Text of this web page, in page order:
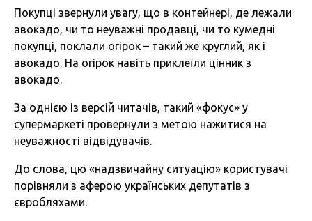
Покупці звернули увагу, що в контейнері, де лежали
авокадо, чи то неуважні продавці, чи то кумедні
покупці, поклали огірок – такий же круглий, як і
авокадо. На огірок навіть приклеїли цінник з
авокадо.
За однією із версій читачів, такий «фокус» у
супермаркеті провернули з метою нажитися на
неуважності відвідувачів.
До слова, цю «надзвичайну ситуацію» користувачі
порівняли з аферою українських депутатів з
євробляхами.